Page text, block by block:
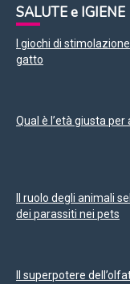
SALUTE e IGIENE
I giochi di
gatto
Qual è l’età giusta
Il ruolo degli animali
dei parassiti nei pets
Il superpotere